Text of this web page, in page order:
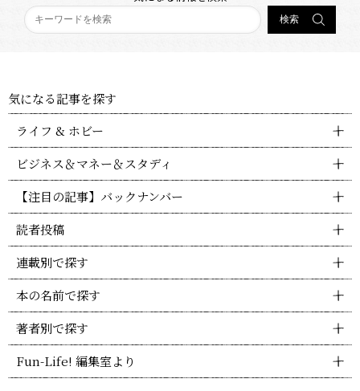
気になる記事を探す
ライフ & ホビー
ビジネス＆マネー＆スタディ
【注目の記事】バックナンバー
読者投稿
連載別で探す
本の名前で探す
著者別で探す
Fun-Life! 編集室より